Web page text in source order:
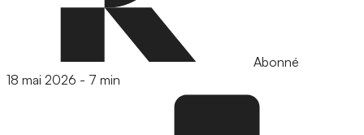
Abonné
18 mai 2026 - 7 min